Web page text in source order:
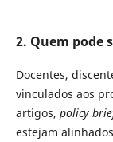
2. Quem pode
Docentes,
vinculados aos
artigos, policy
estejam